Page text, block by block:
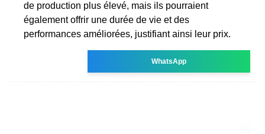
de production plus élevé, mais ils pourraient
également offrir une durée de vie et des
performances améliorées, justifiant ainsi leur prix.
WhatsApp